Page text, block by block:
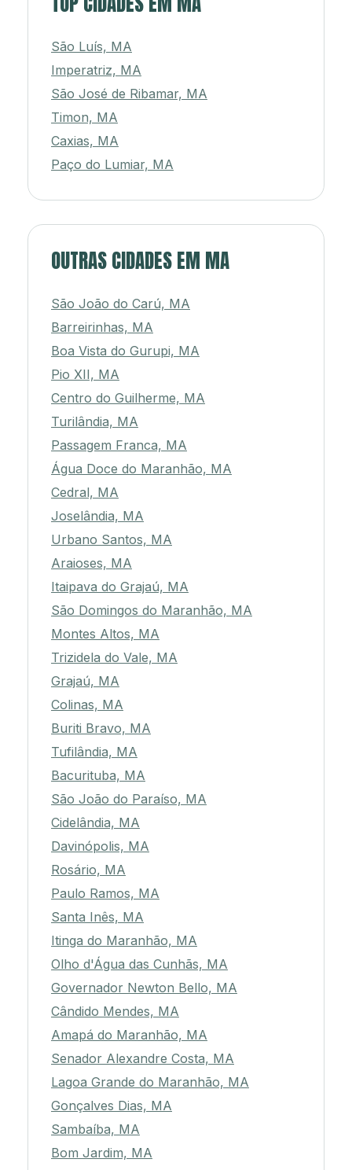
São Luís, MA
Imperatriz, MA
São José de Ribamar, MA
Timon, MA
Caxias, MA
Paço do Lumiar, MA
OUTRAS CIDADES EM MA
São João do Carú, MA
Barreirinhas, MA
Boa Vista do Gurupi, MA
Pio XII, MA
Centro do Guilherme, MA
Turilândia, MA
Passagem Franca, MA
Água Doce do Maranhão, MA
Cedral, MA
Joselândia, MA
Urbano Santos, MA
Araioses, MA
Itaipava do Grajaú, MA
São Domingos do Maranhão, MA
Montes Altos, MA
Trizidela do Vale, MA
Grajaú, MA
Colinas, MA
Buriti Bravo, MA
Tufilândia, MA
Bacurituba, MA
São João do Paraíso, MA
Cidelândia, MA
Davinópolis, MA
Rosário, MA
Paulo Ramos, MA
Santa Inês, MA
Itinga do Maranhão, MA
Olho d'Água das Cunhãs, MA
Governador Newton Bello, MA
Cândido Mendes, MA
Amapá do Maranhão, MA
Senador Alexandre Costa, MA
Lagoa Grande do Maranhão, MA
Gonçalves Dias, MA
Sambaíba, MA
Bom Jardim, MA